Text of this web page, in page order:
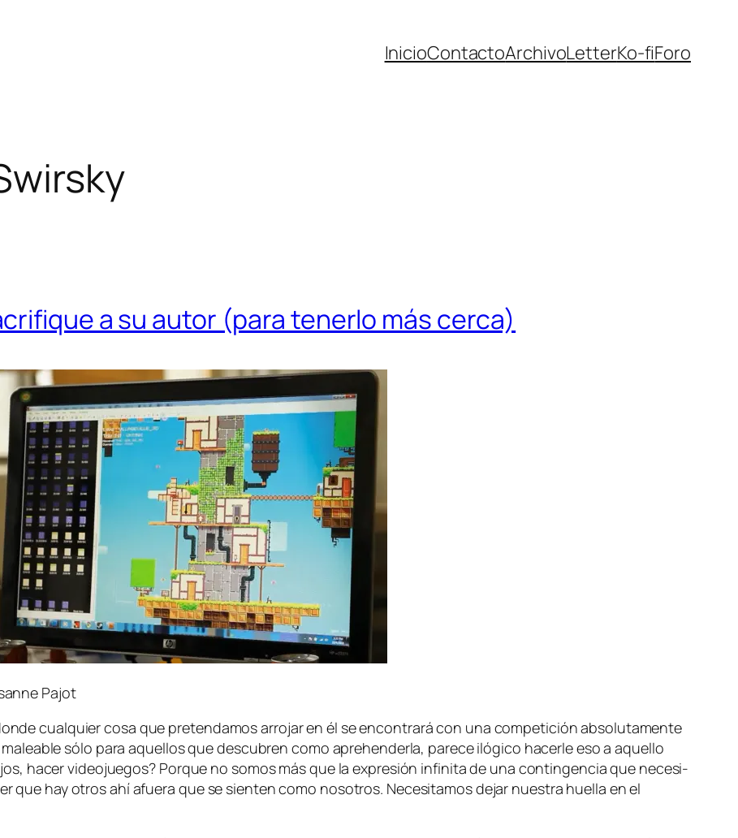
InicioContactoArchivoLetterKo-fiForo
a su autor (para tenerlo más cerca)
Pajot
cual­quier co­sa que pre­ten­da­mos arro­jar en él se en­con­tra­rá con una com­pe­ti­ción ab­so­lu­ta­men­te
só­lo pa­ra aque­llos que des­cu­bren co­mo aprehen­der­la, pa­re­ce iló­gi­co ha­cer­le eso a aque­llo
ha­cer vi­deo­jue­gos? Porque no so­mos más que la ex­pre­sión in­fi­ni­ta de una con­tin­gen­cia que ne­ce­si­
que hay otros ahí afue­ra que se sien­ten co­mo no­so­tros. Necesitamos de­jar nues­tra hue­lla en el